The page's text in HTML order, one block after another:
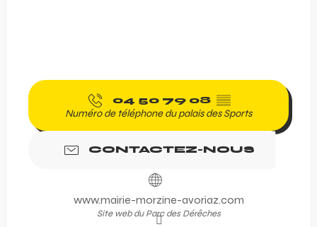
04 50 79 08 ▒▒
Numéro de téléphone du palais des Sports
CONTACTEZ-NOUS
www.mairie-morzine-avoriaz.com
Site web du Parc des Dérêches